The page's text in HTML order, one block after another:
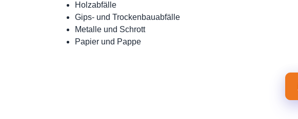
Holzabfälle
Gips- und Trockenbauabfälle
Metalle und Schrott
Papier und Pappe